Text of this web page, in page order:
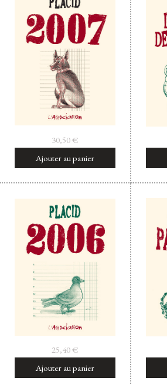
30,50€
Ajouter au panier
25,40€
Ajouter au panier